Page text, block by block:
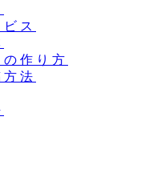
ス
作り方
法